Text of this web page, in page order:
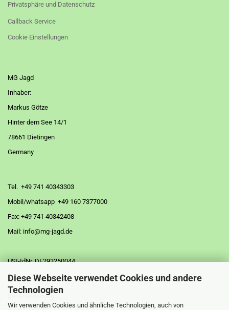
Diese Webseite verwendet Cookies und andere
Technologien
Wir verwenden Cookies und ähnliche Technologien, auch von
Privatsphäre und Datenschutz
Callback Service
Cookie Einstellungen
MG Jagd
Inhaber:
Markus Götze
Hinter dem See 14/1
78661 Dietingen
Germany
Tel. +49 741 40343303
Mobil/whatsapp +49 160 7377000
Fax: +49 741 40342408
Mail: info@mg-jagd.de
USt-IdNr. DE293250044
Bankverbindung